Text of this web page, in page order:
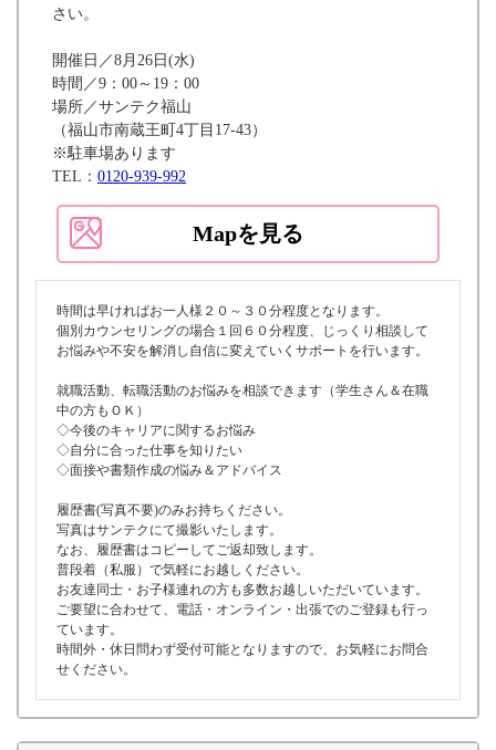
さい。
開催日／8月26日(水)
時間／9：00～19：00
場所／サンテク福山
（福山市南蔵王町4丁目17-43）
※駐車場あります
TEL： 0120-939-992
Mapを見る
時間は早ければお一人様２０～３０分程度となります。
個別カウンセリングの場合１回６０分程度、じっくり相談して
お悩みや不安を解消し自信に変えていくサポートを行います。
就職活動、転職活動のお悩みを相談できます（学生さん＆在職
中の方もＯＫ）
◇今後のキャリアに関するお悩み
◇自分に合った仕事を知りたい
◇面接や書類作成の悩み＆アドバイス
履歴書(写真不要)のみお持ちください。
写真はサンテクにて撮影いたします。
なお、履歴書はコピーしてご返却致します。
普段着（私服）で気軽にお越しください。
お友達同士・お子様連れの方も多数お越しいただいています。
ご要望に合わせて、電話・オンライン・出張でのご登録も行っ
ています。
時間外・休日問わず受付可能となりますので、お気軽にお問合
せください。